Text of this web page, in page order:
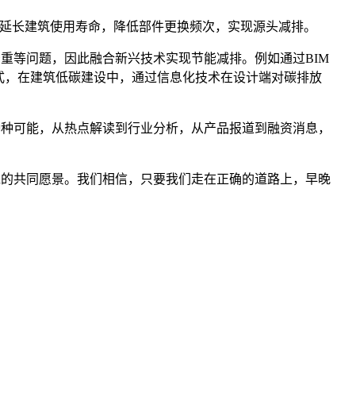
建筑使用寿命，降低部件更换频次，实现源头减排。
等问题，因此融合新兴技术实现节能减排。例如通过BIM
在建筑低碳建设中，通过信息化技术在设计端对碳排放
可能，从热点解读到行业分析，从产品报道到融资消息，
共同愿景。我们相信，只要我们走在正确的道路上，早晚